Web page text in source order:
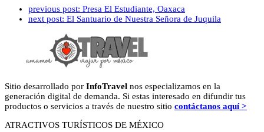
previous post: Presa El Estudiante, Oaxaca
next post: El Santuario de Nuestra Señora de Juquila
Sitio desarrollado por InfoTravel nos especializamos en la
generación digital de demanda. Si estas interesado en difundir tus
productos o servicios a través de nuestro sitio contáctanos aquí >
ATRACTIVOS TURÍSTICOS DE MÉXICO